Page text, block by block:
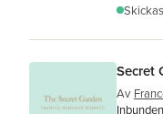
Skickas
Secret
Av